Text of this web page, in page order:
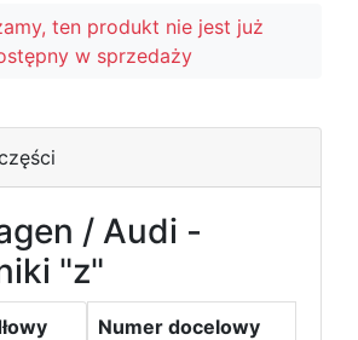
ten produkt nie jest już
w sprzedaży
/ Audi -
"z"
Numer docelowy